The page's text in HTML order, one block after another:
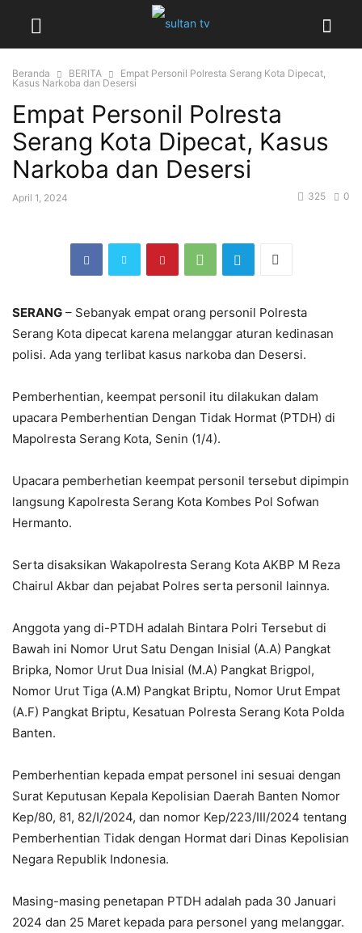
Beranda BERITA
Empat Personil Polresta Serang Kota Dipecat,
Kasus Narkoba dan Desersi
Empat Personil Polresta
Serang Kota Dipecat, Kasus
Narkoba dan Desersi
April 1, 2024 0
325
SERANG – Sebanyak empat orang personil Polresta
Serang Kota dipecat karena melanggar aturan kedinasan
polisi. Ada yang terlibat kasus narkoba dan Desersi.
Pemberhentian, keempat personil itu dilakukan dalam
upacara Pemberhentian Dengan Tidak Hormat (PTDH) di
Mapolresta Serang Kota, Senin (1/4).
Upacara pemberhetian keempat personil tersebut dipimpin
langsung Kapolresta Serang Kota Kombes Pol Sofwan
Hermanto.
Serta disaksikan Wakapolresta Serang Kota AKBP M Reza
Chairul Akbar dan pejabat Polres serta personil lainnya.
Anggota yang di-PTDH adalah Bintara Polri Tersebut di
Bawah ini Nomor Urut Satu Dengan Inisial (A.A) Pangkat
Bripka, Nomor Urut Dua Inisial (M.A) Pangkat Brigpol,
Nomor Urut Tiga (A.M) Pangkat Briptu, Nomor Urut Empat
(A.F) Pangkat Briptu, Kesatuan Polresta Serang Kota Polda
Banten.
Pemberhentian kepada empat personel ini sesuai dengan
Surat Keputusan Kepala Kepolisian Daerah Banten Nomor
Kep/80, 81, 82/I/2024, dan nomor Kep/223/III/2024 tentang
Pemberhentian Tidak dengan Hormat dari Dinas Kepolisian
Negara Republik Indonesia.
Masing-masing penetapan PTDH adalah pada 30 Januari
2024 dan 25 Maret kepada para personel yang melanggar.